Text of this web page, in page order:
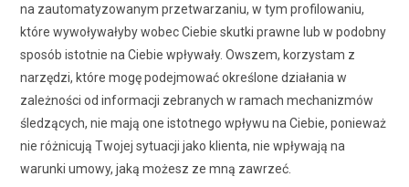
na zautomatyzowanym przetwarzaniu, w tym profilowaniu,
które wywoływałyby wobec Ciebie skutki prawne lub w podobny
sposób istotnie na Ciebie wpływały. Owszem, korzystam z
narzędzi, które mogę podejmować określone działania w
zależności od informacji zebranych w ramach mechanizmów
śledzących, nie mają one istotnego wpływu na Ciebie, ponieważ
nie różnicują Twojej sytuacji jako klienta, nie wpływają na
warunki umowy, jaką możesz ze mną zawrzeć.